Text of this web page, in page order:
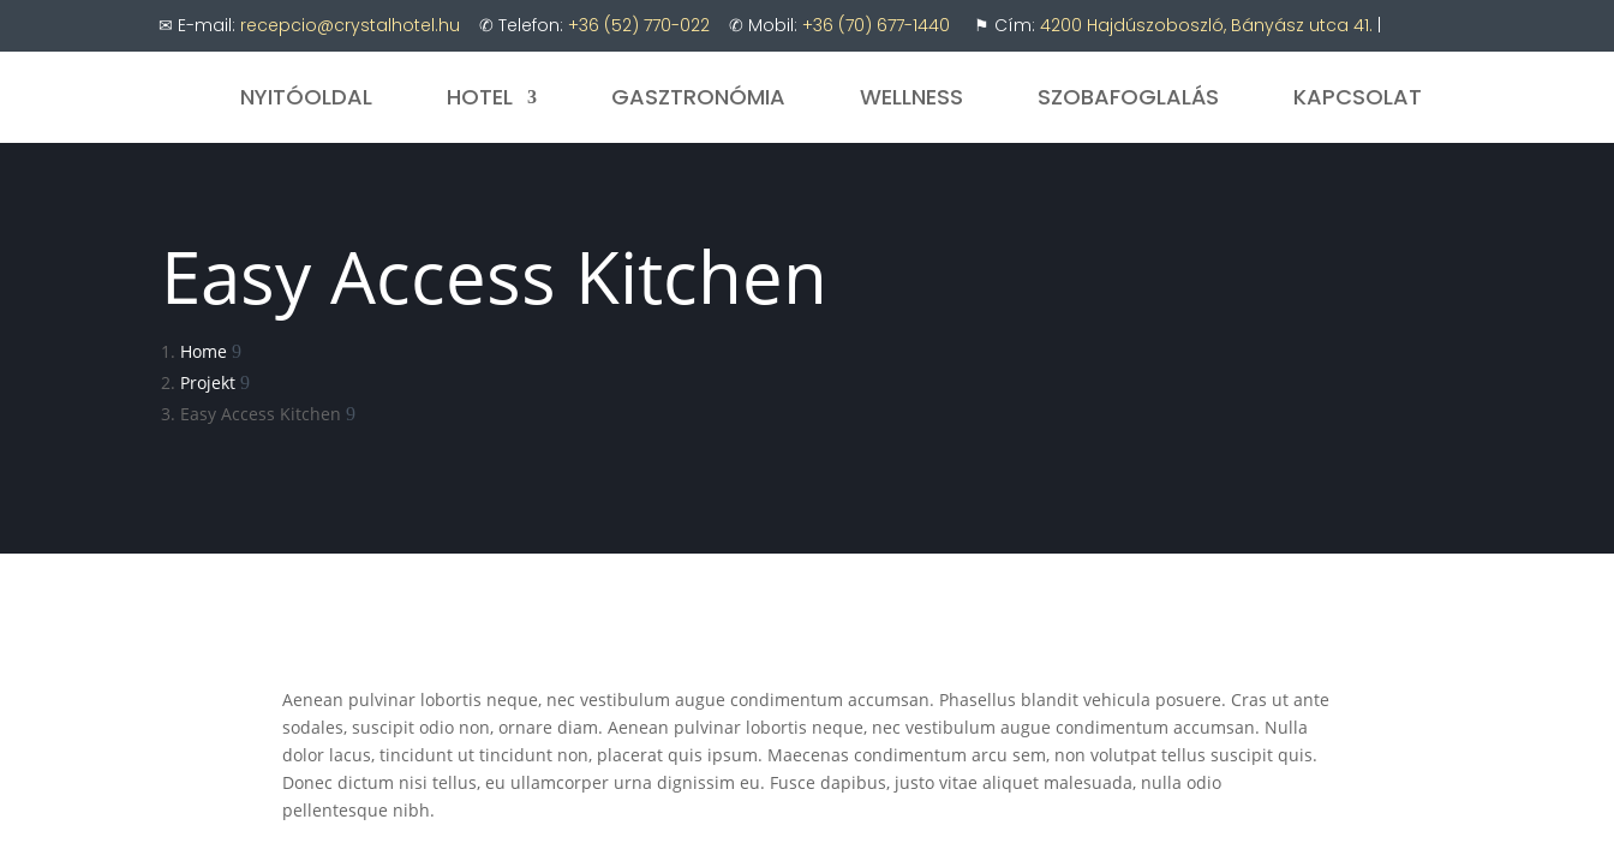
✉ E-mail: recepcio@crystalhotel.hu ✆ Telefon: +36 (52) 770-022 ✆ Mobil: +36 (70) 677-1440 ⚑ Cím: 4200 Hajdúszoboszló, Bányász utca 41.
NYITÓOLDAL HOTEL GASZTRONÓMIA WELLNESS SZOBAFOGLALÁS KAPCSOLAT
Easy Access Kitchen
Home
Projekt
Easy Access Kitchen
Aenean pulvinar lobortis neque, nec vestibulum augue condimentum accumsan. Phasellus blandit vehicula posuere. Cras ut ante
sodales, suscipit odio non, ornare diam. Aenean pulvinar lobortis neque, nec vestibulum augue condimentum accumsan. Nulla
dolor lacus, tincidunt ut tincidunt non, placerat quis ipsum. Maecenas condimentum arcu sem, non volutpat tellus suscipit quis.
Donec dictum nisi tellus, eu ullamcorper urna dignissim eu. Fusce dapibus, justo vitae aliquet malesuada, nulla odio
pellentesque nibh.